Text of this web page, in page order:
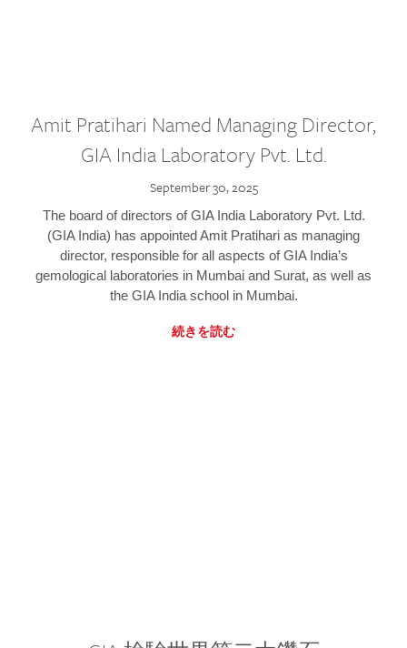
Amit Pratihari Named Managing Director,
GIA India Laboratory Pvt. Ltd.
September 30, 2025
The board of directors of GIA India Laboratory Pvt. Ltd.
(GIA India) has appointed Amit Pratihari as managing
director, responsible for all aspects of GIA India’s
gemological laboratories in Mumbai and Surat, as well as
the GIA India school in Mumbai.
続きを読む